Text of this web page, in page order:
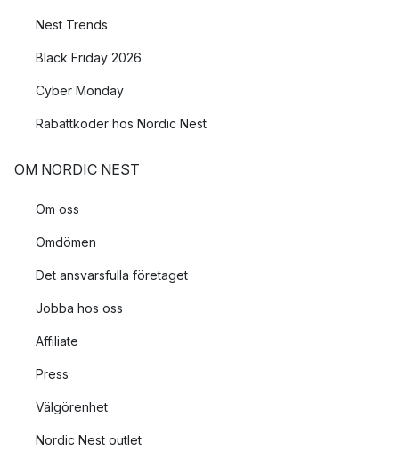
Nest Trends
Black Friday 2026
Cyber Monday
Rabattkoder hos Nordic Nest
OM NORDIC NEST
Om oss
Omdömen
Det ansvarsfulla företaget
Jobba hos oss
Affiliate
Press
Välgörenhet
Nordic Nest outlet